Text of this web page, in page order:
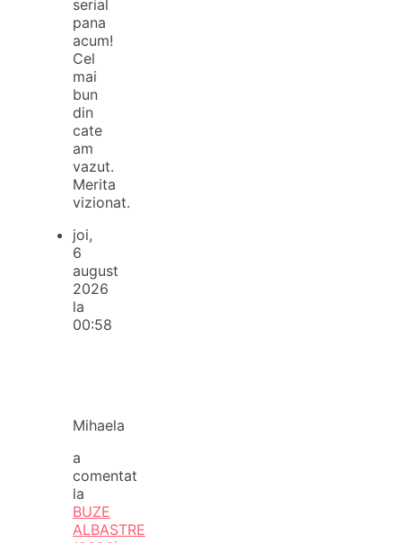
serial
pana
acum!
Cel
mai
bun
din
cate
am
vazut.
Merita
vizionat.
joi,
6
august
2026
la
00:58
Mihaela
a
comentat
la
BUZE
ALBASTRE